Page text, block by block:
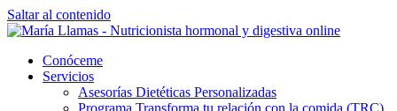
Saltar al contenido
Conóceme
Servicios
Asesorías Dietéticas Personalizadas
Programa Transforma tu relación con la comida (TRC)